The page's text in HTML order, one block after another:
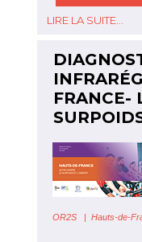
LIRE LA SUITE...
FRANCE-
OR2S |Hauts-de-